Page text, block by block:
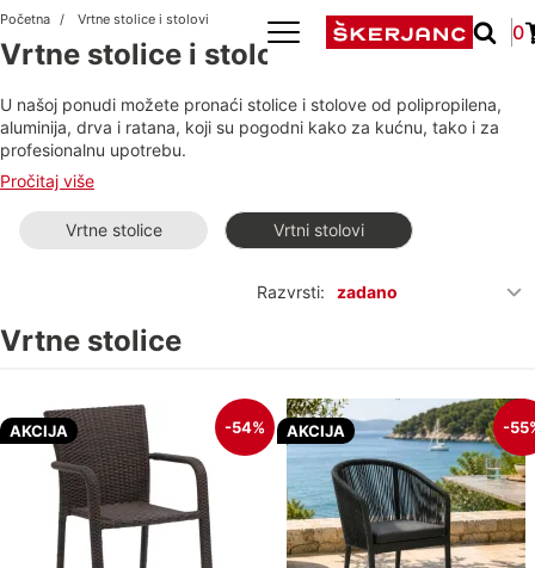
0
Početna Vrtne stolice i stolovi
Vrtne stolice i stolovi
U našoj ponudi možete pronaći stolice i stolove od polipropilena,
aluminija, drva i ratana, koji su pogodni kako za kućnu, tako i za
profesionalnu upotrebu.
Naši proizvodi su visokokvalitetni, izdržljivi i laki za održavanje. Bez
proizvode koji će odgovarati vašem ukusu i potrebama.
Pročitaj više
Vrtne stolice Vrtni stolovi
Razvrsti: zadano
Vrtne stolice
AKCIJA -54% AKCIJA -